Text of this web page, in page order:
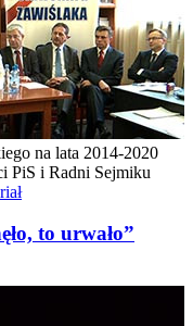
na lata 2014-2020
PiS i Radni Sejmiku
to urwało”